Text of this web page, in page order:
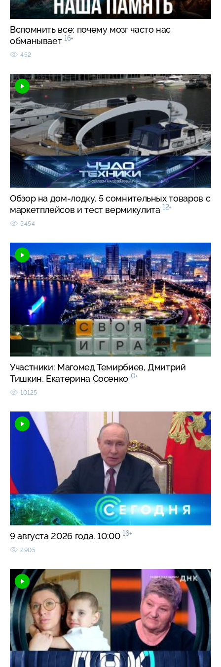
Вспомнить все: почему мозг часто нас
обманывает 16+
452
Обзор на дом-лодку, 5 сомнительных товаров с
маркетплейсов и тест вермикулита 12+
5454
Участники: Магомед Темирбиев, Дмитрий
Тишкин, Екатерина Сосенко 0+
10125
9 августа 2026 года. 10:00 16+
2905